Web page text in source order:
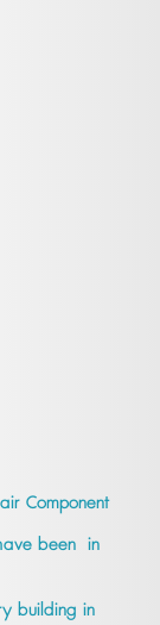
Component
been in
building in